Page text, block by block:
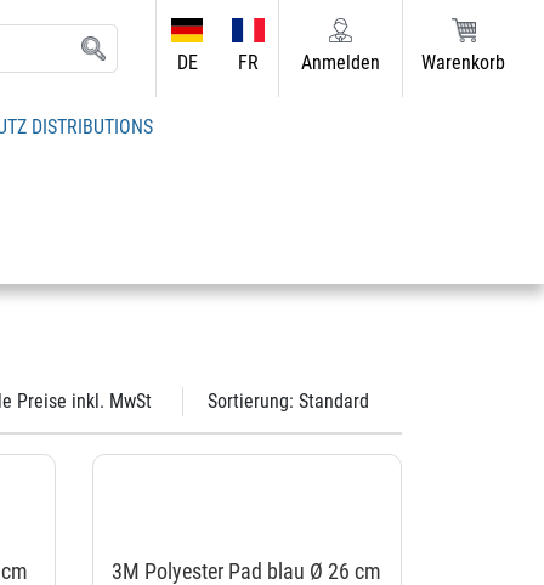
DE FR Anmelden Warenkorb
DISTRIBUTIONS
Sortierung: Standard
Preise inkl. MwSt
3M Polyester Pad blau Ø 26 cm